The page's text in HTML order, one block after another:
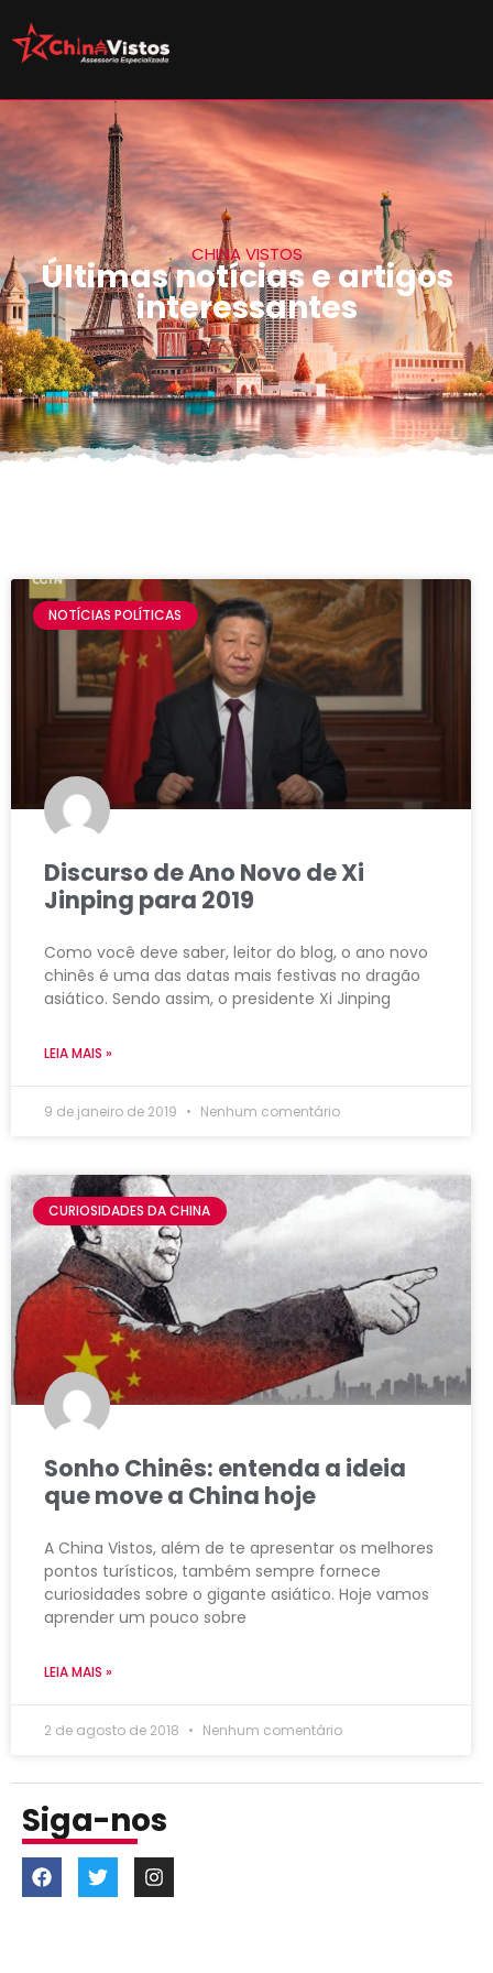
CHINA VISTOS
Últimas notícias e artigos
interessantes
NOTÍCIAS POLÍTICAS
Discurso de Ano Novo de Xi
Jinping para 2019
Como você deve saber, leitor do blog, o ano novo
chinês é uma das datas mais festivas no dragão
asiático. Sendo assim, o presidente Xi Jinping
LEIA MAIS »
9 de janeiro de 2019 Nenhum comentário
CURIOSIDADES DA CHINA
Sonho Chinês: entenda a ideia
que move a China hoje
A China Vistos, além de te apresentar os melhores
pontos turísticos, também sempre fornece
curiosidades sobre o gigante asiático. Hoje vamos
aprender um pouco sobre
LEIA MAIS »
2 de agosto de 2018 Nenhum comentário
Siga-nos